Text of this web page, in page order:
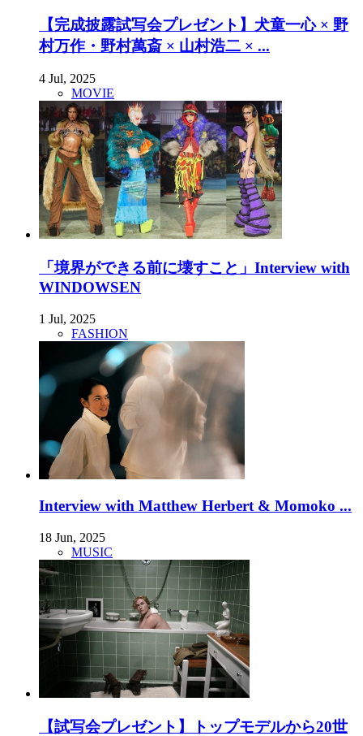
【完成披露試写会プレゼント】犬童一心 × 野
村万作・野村萬斎 × 山村浩二 × ...
4 Jul, 2025
MOVIE
「境界ができる前に壊すこと」Interview with
WINDOWSEN
1 Jul, 2025
FASHION
Interview with Matthew Herbert & Momoko ...
18 Jun, 2025
MUSIC
【試写会プレゼント】トップモデルから20世